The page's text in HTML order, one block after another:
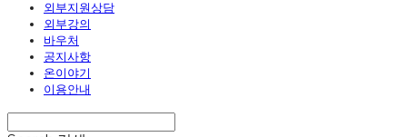
외부지원상담
외부강의
바우처
공지사항
온이야기
이용안내